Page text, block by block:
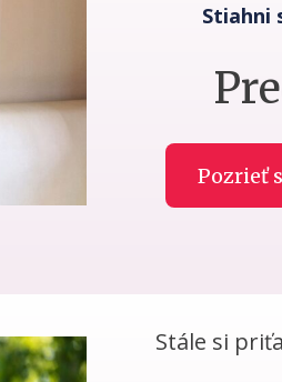
Stiahni
Pozrieť
Stále si